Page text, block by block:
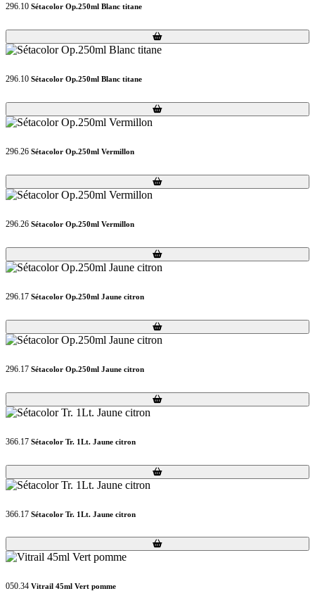
296.10 Sétacolor Op.250ml Blanc titane
Loading...
Loading...
296.10 Sétacolor Op.250ml Blanc titane
Loading...
Loading...
296.26 Sétacolor Op.250ml Vermillon
Loading...
Loading...
296.26 Sétacolor Op.250ml Vermillon
Loading...
Loading...
296.17 Sétacolor Op.250ml Jaune citron
Loading...
Loading...
296.17 Sétacolor Op.250ml Jaune citron
Loading...
Loading...
366.17 Sétacolor Tr. 1Lt. Jaune citron
Loading...
Loading...
366.17 Sétacolor Tr. 1Lt. Jaune citron
Loading...
Loading...
050.34 Vitrail 45ml Vert pomme